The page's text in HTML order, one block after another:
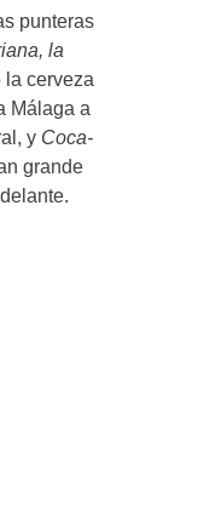
punteras
la
la cerveza
Málaga a
y Coca-
grande